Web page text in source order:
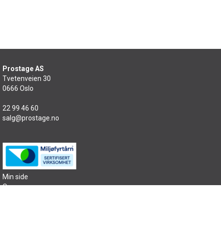
Prostage AS
Tvetenveien 30
0666 Oslo
22 99 46 60
salg@prostage.no
Min side
Om oss